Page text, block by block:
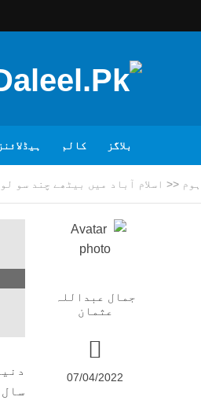
بلاگز کالم ہیڈلائنز
ہوم << اسلام آباد میں بیٹھے چند سو
جمال عبداللہ
عثمان
07/04/2022